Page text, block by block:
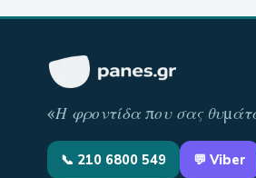
«Η φροντίδα που σας
📞 210 6800 549 💬 Viber